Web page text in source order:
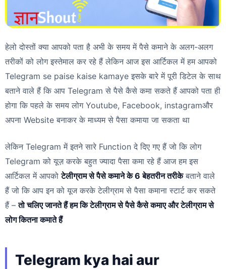
हेलो दोस्तों क्या आपको पता है अभी के समय में पैसे कमाने के अलग-अलग
तरीकों को लोग इस्तेमाल कर रहे हैं लेकिन आज इस आर्टिकल में हम आपको
Telegram se paise kaise kamaye इसके बारे में पूरी डिटेल के साथ
बताने वाले हैं कि आप Telegram से पैसे कैसे कमा सकते हैं आपको पता ही
होगा कि पहले के समय लोग Youtube, Facebook, instagramऔर
अपना Website बनाकर के माध्यम से पैसा कमाया जा सकता था
लेकिन Telegram में इतने सारे Function दे दिए गए हैं जो कि लोग
Telegram को यूज़ करके बहुत ज्यादा पैसा कमा रहे हैं आज हम इस
आर्टिकल में आपकोटेलीग्राम से पैसे कमाने के 6 बेहतरीन तरीकेबताने वाले
हैं जो कि आप इन को यूज करके टेलीग्राम से पैसा कमाना स्टार्ट कर सकते
हैं –तो चलिए जानते हैं हम कि टेलीग्राम से पैसे कैसे कमाए और टेलीग्राम से
लोग कितना कमाते हैं
Telegram kya hai aur